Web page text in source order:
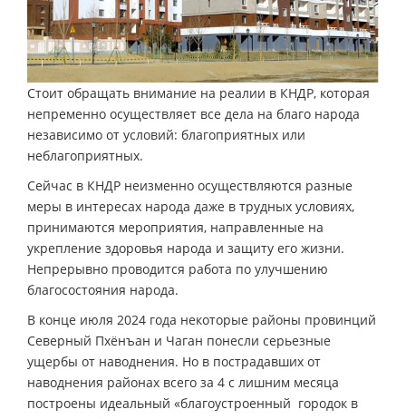
Стоит обращать внимание на реалии в КНДР, которая
непременно осуществляет все дела на благо народа
независимо от условий: благоприятных или
неблагоприятных.
Сейчас в КНДР неизменно осуществляются разные
меры в интересах народа даже в трудных условиях,
принимаются мероприятия, направленные на
укрепление здоровья народа и защиту его жизни.
Непрерывно проводится работа по улучшению
благосостояния народа.
В конце июля 2024 года некоторые районы провинций
Северный Пхёнъан и Чаган понесли серьезные
ущербы от наводнения. Но в пострадавших от
наводнения районах всего за 4 с лишним месяца
построены идеальный «благоустроенный городок в